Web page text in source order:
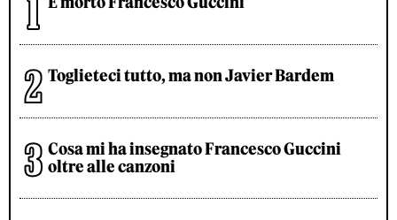
Toglieteci tutto, ma non Javier Bardem
Cosa mi ha insegnato Francesco Guccini
oltre alle canzoni